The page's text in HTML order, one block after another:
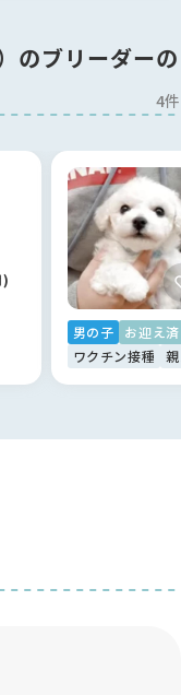
のブリーダーの
4件
)
男の子
お迎え済
ワクチン接種